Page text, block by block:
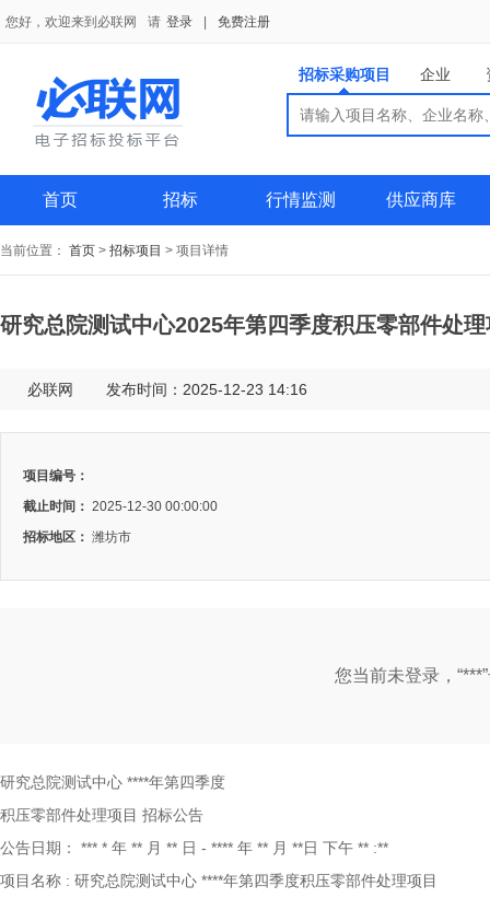
您好，欢迎来到必联网 请 登录 免费注册
招标采购项目 企业
首页 招标 行情监测 供应商库
当前位置： 首页 > 招标项目 > 项目详情
研究总院测试中心2025年第四季度积压零部件处
必联网 发布时间：2025-12-23 14:16
项目编号：
截止时间： 2025-12-30 00:00:00
招标地区： 潍坊市
您当前未登录，
研究总院测试中心 ****年第四季度
积压零部件处理项目 招标公告
公告日期：
*** * 年 ** 月 ** 日 - **** 年 ** 月 **日 下午 ** :**
项目名称 : 研究总院测试中心 ****年第四季度积压零部件处理项目